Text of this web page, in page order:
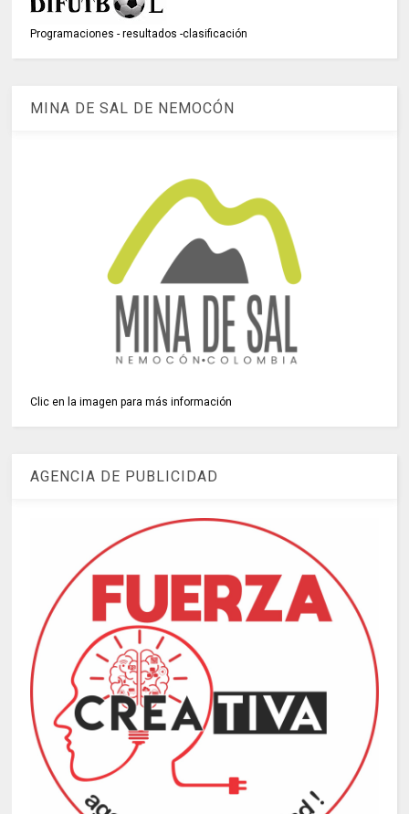
Programaciones - resultados -clasificación
MINA DE SAL DE NEMOCÓN
Clic en la imagen para más información
AGENCIA DE PUBLICIDAD